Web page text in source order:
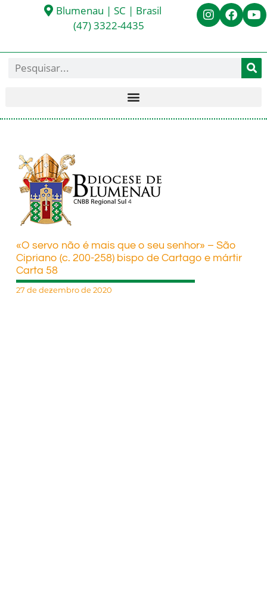
Blumenau | SC | Brasil
(47) 3322-4435
«O servo não é mais que o seu senhor» – São
Cipriano (c. 200-258) bispo de Cartago e mártir
Carta 58
27 de dezembro de 2020